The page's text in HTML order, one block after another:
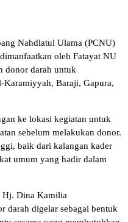
Nahdlatul Ulama (PCNU)
oleh Fatayat NU
donor darah untuk
Karamiyyah, Baraji, Gapura,
ke lokasi kegiatan untuk
sebelum melakukan donor.
baik dari kalangan kader
umum yang hadir dalam
Hj. Dina Kamilia
darah digelar sebagai bentuk